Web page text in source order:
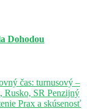
Dohodou
čas: turnusový –
SR Penzijný
Prax a skúsenosť